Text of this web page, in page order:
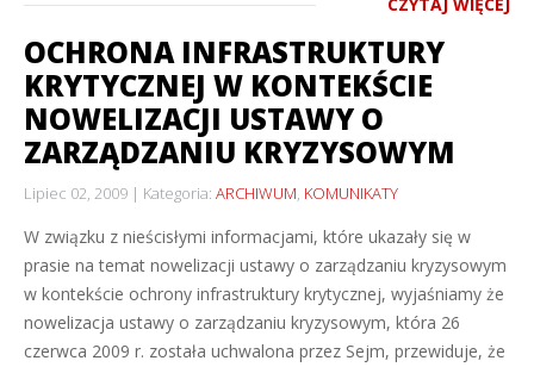
OCHRONA INFRASTRUKTURY
KRYTYCZNEJ W KONTEKŚCIE
NOWELIZACJI USTAWY O
ZARZĄDZANIU KRYZYSOWYM
Lipiec 02, 2009 Kategoria: ARCHIWUM, KOMUNIKATY
W związku z nieścisłymi informacjami, które ukazały się w
prasie na temat nowelizacji ustawy o zarządzaniu kryzysowym
w kontekście ochrony infrastruktury krytycznej, wyjaśniamy że
nowelizacja ustawy o zarządzaniu kryzysowym, która 26
czerwca 2009 r. została uchwalona przez Sejm, przewiduje, że